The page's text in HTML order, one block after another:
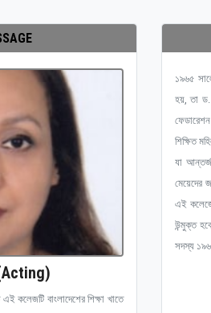
কলেজটি বাংলাদেশের শিক্ষা খাতে
১৯৬৫
হয়, তা ড.
শিক্ষিত
যা
মেয়েদের
এই
উন্মুক্ত
সদস্য